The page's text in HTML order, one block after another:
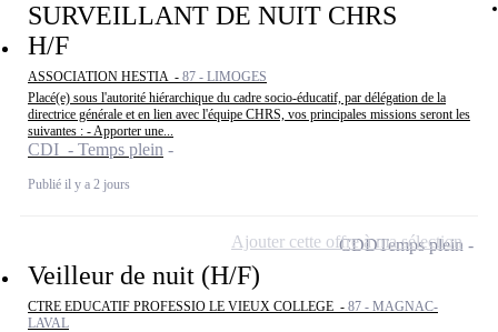
SURVEILLANT DE NUIT CHRS
H/F
ASSOCIATION HESTIA - 87 - LIMOGES
Placé(e) sous l'autorité hiérarchique du cadre socio-éducatif, par délégation de la
directrice générale et en lien avec l'équipe CHRS, vos principales missions seront les
suivantes : - Apporter une...
CDI - Temps plein
Publié il y a 2 jours
Veilleur de nuit (H/F)
CTRE EDUCATIF PROFESSIO LE VIEUX COLLEGE - 87 - MAGNAC-
LAVAL
CDDTemps plein
Ajouter cette offre à ma sélection